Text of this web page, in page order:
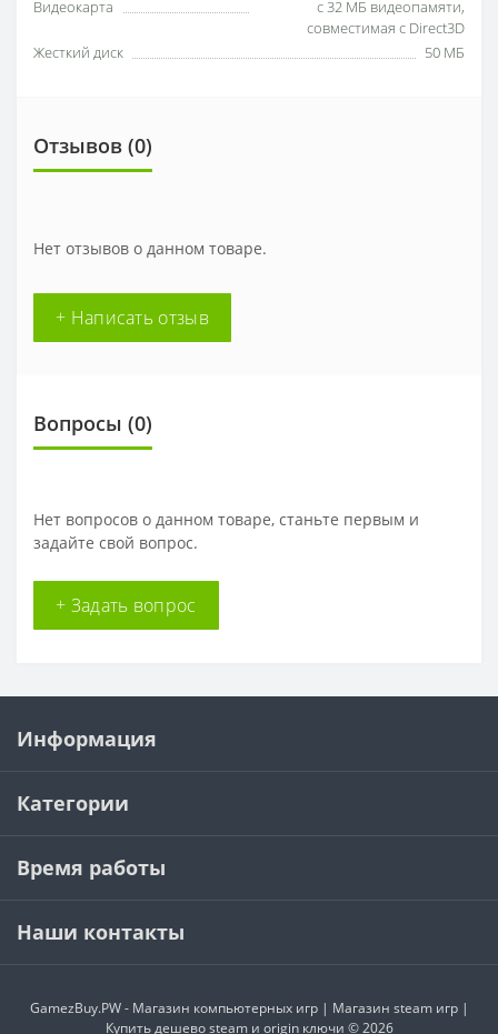
Видеокарта
с 32 МБ видеопамяти,
совместимая с Direct3D
Жесткий диск
50 МБ
Отзывов (0)
Нет отзывов о данном товаре.
+ Написать отзыв
Вопросы (0)
Нет вопросов о данном товаре, станьте первым и
задайте свой вопрос.
+ Задать вопрос
Информация
Категории
Время работы
Наши контакты
GamezBuy.PW - Магазин компьютерных игр | Магазин steam игр |
Купить дешево steam и origin ключи © 2026